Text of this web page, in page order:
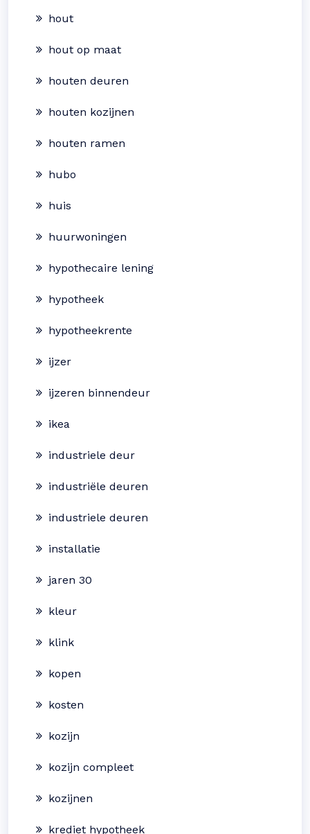
hout
hout op maat
houten deuren
houten kozijnen
houten ramen
hubo
huis
huurwoningen
hypothecaire lening
hypotheek
hypotheekrente
ijzer
ijzeren binnendeur
ikea
industriele deur
industriële deuren
industriele deuren
installatie
jaren 30
kleur
klink
kopen
kosten
kozijn
kozijn compleet
kozijnen
krediet hypotheek